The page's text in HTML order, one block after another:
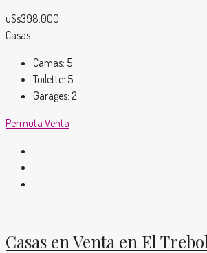
u$s398.000
Casas
Camas: 5
Toilette: 5
Garages: 2
Permuta Venta
Casas en Venta en El